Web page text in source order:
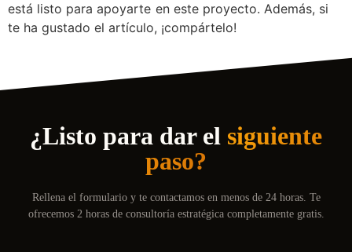
está listo para apoyarte en este proyecto. Además, si
te ha gustado el artículo, ¡compártelo!
¿Listo para dar el siguiente
paso?
Rellena el formulario y te contactamos en menos de 24 horas. Te
ofrecemos 2 horas de consultoría estratégica completamente gratis.